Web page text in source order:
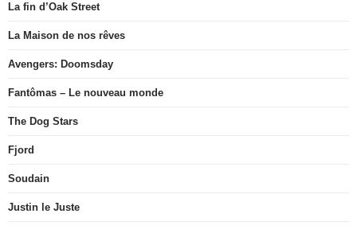
La fin d’Oak Street
La Maison de nos rêves
Avengers: Doomsday
Fantômas – Le nouveau monde
The Dog Stars
Fjord
Soudain
Justin le Juste